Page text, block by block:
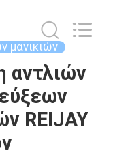
μανικιών
αντλιών
REIJAY